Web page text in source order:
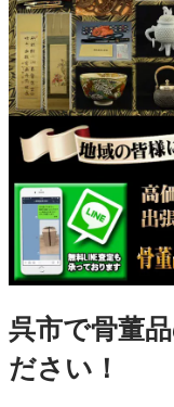
呉市で骨董
ださい！